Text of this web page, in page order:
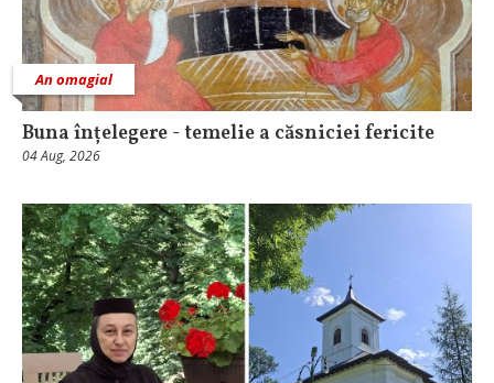
An omagial
Buna înțelegere - temelie a căsniciei fericite
04 Aug, 2026